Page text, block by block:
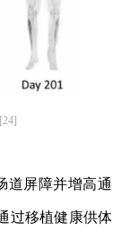
[24]
道屏障并增高通
过移植健康供体